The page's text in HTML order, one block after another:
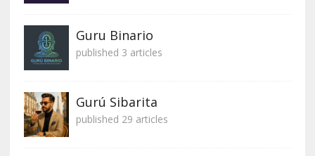
Guru Binario
published 3 articles
Gurú Sibarita
published 29 articles